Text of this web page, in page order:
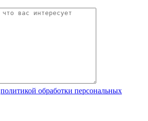
политикой обработки персональных